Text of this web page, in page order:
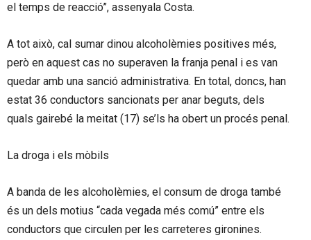
el temps de reacció”, assenyala Costa.
A tot això, cal sumar dinou alcoholèmies positives més,
però en aquest cas no superaven la franja penal i es van
quedar amb una sanció administrativa. En total, doncs, han
estat 36 conductors sancionats per anar beguts, dels
quals gairebé la meitat (17) se’ls ha obert un procés penal.
La droga i els mòbils
A banda de les alcoholèmies, el consum de droga també
és un dels motius “cada vegada més comú” entre els
conductors que circulen per les carreteres gironines.